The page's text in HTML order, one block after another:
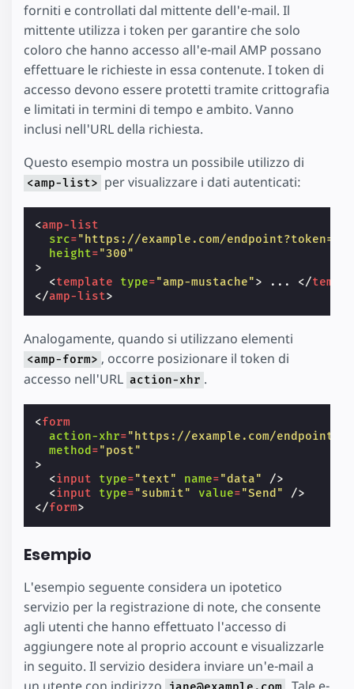
forniti e controllati dal mittente dell'e-mail. Il
mittente utilizza i token per garantire che solo
coloro che hanno accesso all'e-mail AMP possano
effettuare le richieste in essa contenute. I token di
accesso devono essere protetti tramite crittografia
e limitati in termini di tempo e ambito. Vanno
inclusi nell'URL della richiesta.
Questo esempio mostra un possibile utilizzo di
<amp-list> per visualizzare i dati autenticati:
<amp-list
src="https://example.com/
height="300"
>
<template type="amp-mustache"> ... </
</amp-list>
Analogamente, quando si utilizzano elementi
<amp-form> , occorre posizionare il token di
accesso nell'URL action-xhr .
<form
action-xhr="https://example.com/
method ="post"
>
<input type="text" name="data"
/>
<input type="submit" value="Send"
/>
</form>
Esempio
L'esempio seguente considera un ipotetico
servizio per la registrazione di note, che consente
agli utenti che hanno effettuato l'accesso di
aggiungere note al proprio account e visualizzarle
in seguito. Il servizio desidera inviare un'e-mail a